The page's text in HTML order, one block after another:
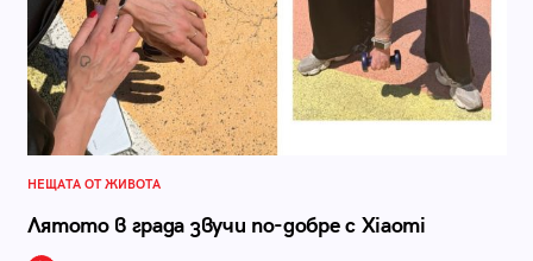
НЕЩАТА ОТ ЖИВОТА
Лятото в града звучи по-добре с Xiaomi